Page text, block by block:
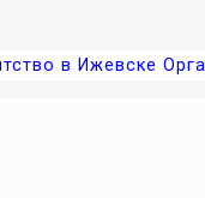
в Ижевске